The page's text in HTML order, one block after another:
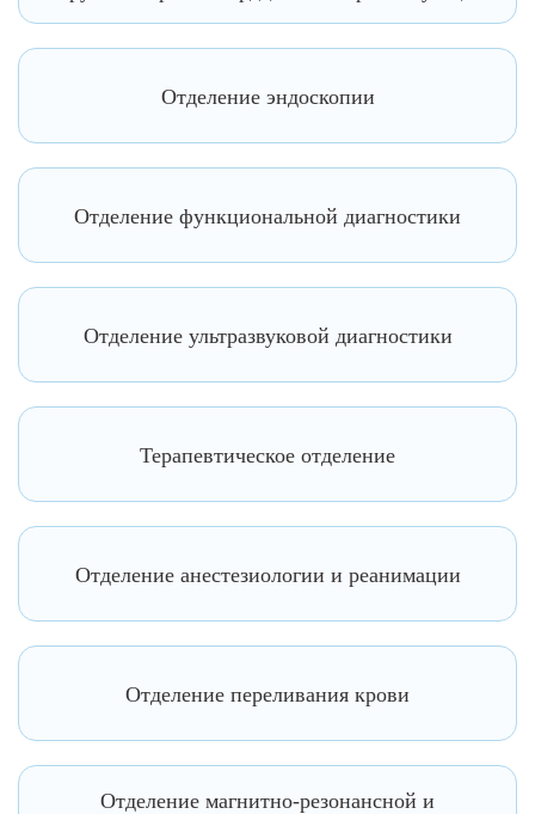
Отделение эндоскопии
Отделение функциональной диагностики
Отделение ультразвуковой диагностики
Терапевтическое отделение
Отделение анестезиологии и реанимации
Отделение переливания крови
Отделение магнитно-резонансной и